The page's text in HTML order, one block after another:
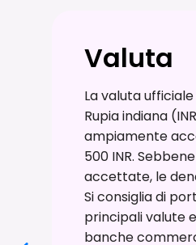
Valuta
La valuta
Rupia indiana
ampiamente
500 INR.
accettate, le
Si consiglia di
principali valute
banche